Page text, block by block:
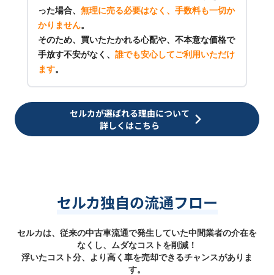
った場合、 無理に売る必要はなく、手数料も一切か
かりません。
そのため、買いたたかれる心配や、不本意な価格で
手放す不安がなく、 誰でも安心してご利用いただけ
ます。
セルカが選ばれる理由について
詳しくはこちら
セルカ独自の流通フロー
セルカは、従来の中古車流通で発生していた中間業者の介在を
なくし、ムダなコストを削減！
浮いたコスト分、より高く車を売却できるチャンスがありま
す。